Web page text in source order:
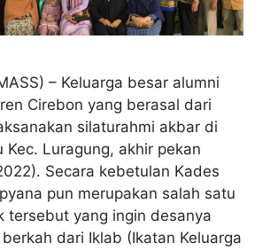
– Keluarga besar alumni
Cirebon yang berasal dari
silaturahmi akbar di
Kec. Luragung, akhir pekan
Secara kebetulan Kades
pun merupakan salah satu
tersebut yang ingin desanya
dari Iklab (Ikatan Keluarga